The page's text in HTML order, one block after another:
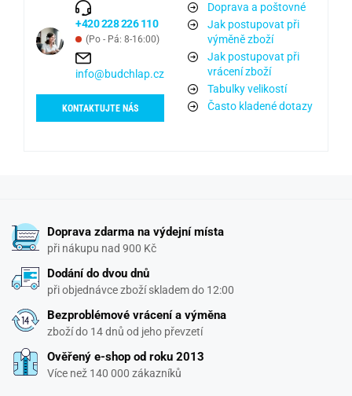
+420 228 226 110
(Po - Pá: 8-16:00)
info@budchlap.cz
KONTAKTUJTE NÁS
Doprava a poštovné
Jak postupovat při
výměně zboží
Jak postupovat při
vrácení zboží
Tabulky velikostí
Často kladené dotazy
Doprava zdarma na výdejní místa
při nákupu nad 900 Kč
Dodání do dvou dnů
při objednávce zboží skladem do 12:00
Bezproblémové vrácení a výměna
zboží do 14 dnů od jeho převzetí
Ověřený e-shop od roku 2013
Více než 140 000 zákazníků